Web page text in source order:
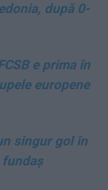
după 0-
e prima în
europene
singur gol în
fundaș